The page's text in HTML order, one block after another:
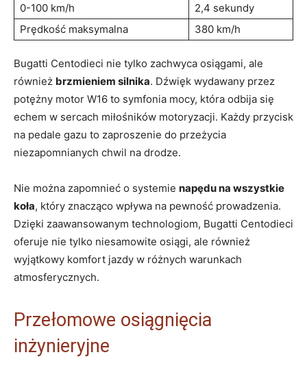
0-100 km/h
2,4 ‌sekundy
Prędkość maksymalna
380 km/h
Bugatti Centodieci ​nie tylko zachwyca​ osiągami, ale⁤
również brzmieniem silnika. Dźwięk wydawany przez
potężny motor W16 ​to symfonia mocy, która odbija się
echem w ‌sercach miłośników motoryzacji. Każdy przycisk
na pedale gazu to zaproszenie do przeżycia
niezapomnianych chwil na drodze.
Nie można zapomnieć o systemie napędu na wszystkie‍
koła, który znacząco wpływa na pewność prowadzenia.
Dzięki zaawansowanym technologiom, Bugatti⁢ Centodieci
oferuje⁤ nie tylko niesamowite osiągi, ale również
wyjątkowy‍ komfort jazdy w różnych warunkach
atmosferycznych.
Przełomowe ​osiągnięcia
inżynieryjne